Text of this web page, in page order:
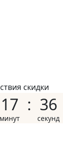
скидки
17 35